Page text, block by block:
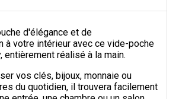
d'élégance et de
à votre intérieur avec ce vide-poche
entièrement réalisé à la main.
vos clés, bijoux, monnaie ou
du quotidien, il trouvera facilement